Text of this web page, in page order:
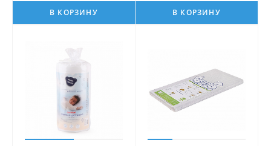
В КОРЗИНУ В КОРЗИНУ